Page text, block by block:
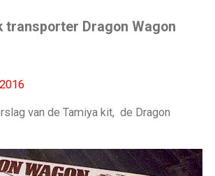
transporter Dragon Wagon
van de Tamiya kit, de Dragon